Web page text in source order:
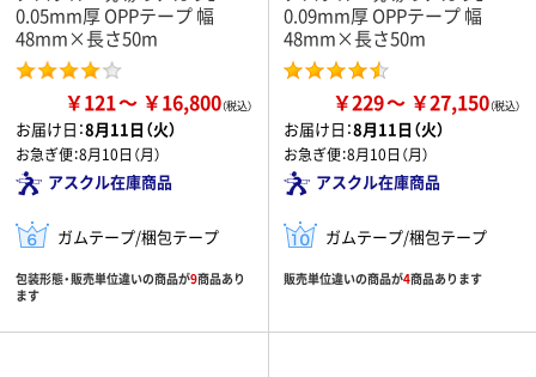
0.05mm厚 OPPテープ 幅
48mm×長さ50m
￥121 ￥16,800
お届け日：8月11日（火）
お急ぎ便：8月10日（月）
アスクル在庫商品
ガムテープ/梱包テープ
包装形態・販売単位違いの商品が9商品あり
ます
0.09mm厚 OPPテープ 幅
48mm×長さ50m
￥229 ￥27,150
お届け日：8月11日（火）
お急ぎ便：8月10日（月）
アスクル在庫商品
ガムテープ/梱包テープ
販売単位違いの商品が4商品あります